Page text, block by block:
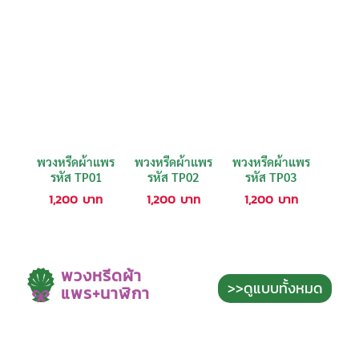
พวงหรีดผ้าแพร
รหัส TP01
1,200 บาท
พวงหรีดผ้าแพร
รหัส TP02
1,200 บาท
พวงหรีดผ้าแพร
รหัส TP03
1,200 บาท
พวงหรีดผ้า
แพร+นาฬิกา >>ดูแบบทั้งหมด